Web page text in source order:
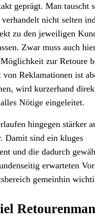
geprägt. Man tauscht
verhandelt nicht selten
zu den jeweiligen
Zwar muss auch
zur Retoure
Reklamationen ist
wird kurzerhand
Nötige eingeleitet.
hingegen stärker
Damit sind ein kluges
und die dadurch
erwarteten
gemeinhin